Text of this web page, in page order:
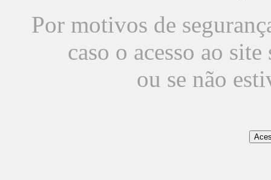
Por motivos de
caso o acesso ao
ou se não